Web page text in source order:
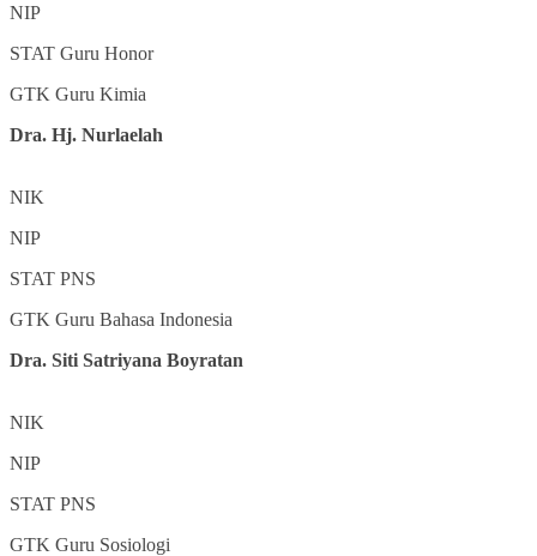
NIP
STAT Guru Honor
GTK Guru Kimia
Dra. Hj. Nurlaelah
NIK
NIP
STAT PNS
GTK Guru Bahasa Indonesia
Dra. Siti Satriyana Boyratan
NIK
NIP
STAT PNS
GTK Guru Sosiologi